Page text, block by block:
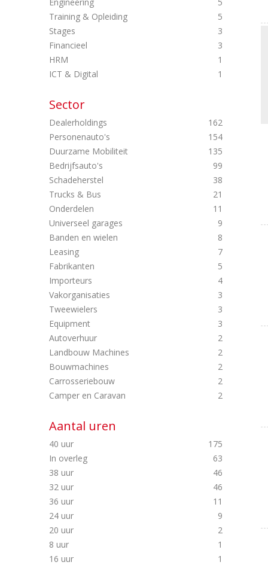
Training & Opleiding
5
Stages
3
Financieel
3
HRM
1
ICT & Digital
1
Sector
Dealerholdings
162
Personenauto's
154
Duurzame Mobiliteit
135
Bedrijfsauto's
99
Schadeherstel
38
Trucks & Bus
21
Onderdelen
11
Universeel garages
9
Banden en wielen
8
Leasing
7
Fabrikanten
5
Importeurs
4
Vakorganisaties
3
Tweewielers
3
Equipment
3
Autoverhuur
2
Landbouw Machines
2
Bouwmachines
2
Carrosseriebouw
2
Camper en Caravan
2
Aantal uren
40 uur
175
In overleg
63
38 uur
46
32 uur
46
36 uur
11
24 uur
9
20 uur
2
8 uur
1
16 uur
1